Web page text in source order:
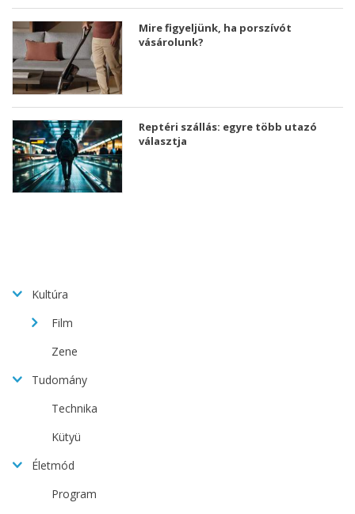
Mire figyeljünk, ha porszívót
vásárolunk?
Reptéri szállás: egyre több utazó
választja
Kultúra
Film
Zene
Tudomány
Technika
Kütyü
Életmód
Program